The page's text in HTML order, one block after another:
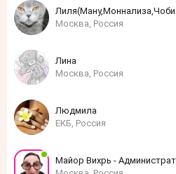
Москва, Россия
Лина
Москва, Россия
Людмила
ЕКБ, Россия
Майор Вихрь -